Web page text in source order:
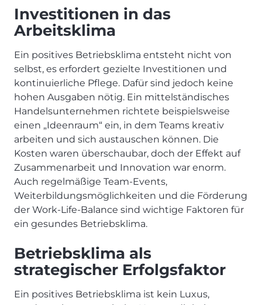
Investitionen in das
Arbeitsklima
Ein positives Betriebsklima entsteht nicht von
selbst, es erfordert gezielte Investitionen und
kontinuierliche Pflege. Dafür sind jedoch keine
hohen Ausgaben nötig. Ein mittelständisches
Handelsunternehmen richtete beispielsweise
einen „Ideenraum“ ein, in dem Teams kreativ
arbeiten und sich austauschen können. Die
Kosten waren überschaubar, doch der Effekt auf
Zusammenarbeit und Innovation war enorm.
Auch regelmäßige Team-Events,
Weiterbildungsmöglichkeiten und die Förderung
der Work-Life-Balance sind wichtige Faktoren für
ein gesundes Betriebsklima.
Betriebsklima als
strategischer Erfolgsfaktor
Ein positives Betriebsklima ist kein Luxus,